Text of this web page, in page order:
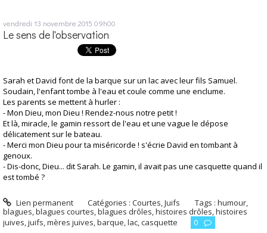
vendredi 13 novembre 2015 09h00
Le sens de l'observation
Sarah et David font de la barque sur un lac avec leur fils Samuel.
Soudain, l'enfant tombe à l'eau et coule comme une enclume.
Les parents se mettent à hurler :
- Mon Dieu, mon Dieu ! Rendez-nous notre petit !
Et là, miracle, le gamin ressort de l'eau et une vague le dépose
délicatement sur le bateau.
- Merci mon Dieu pour ta miséricorde ! s'écrie David en tombant à
genoux.
- Dis-donc, Dieu... dit Sarah. Le gamin, il avait pas une casquette quand il
est tombé ?
Lien permanent Catégories :Courtes,Juifs Tags :humour,
blagues,blagues courtes,blagues drôles,histoires drôles,histoires
juives,juifs,mères juives,barque,lac,casquette 0